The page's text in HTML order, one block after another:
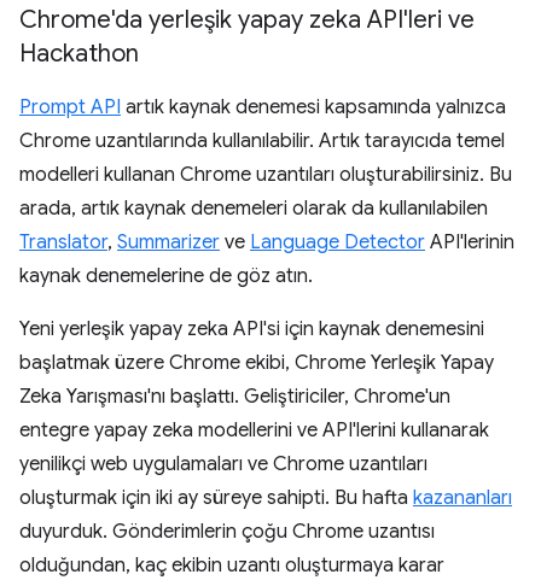
Chrome'da yerleşik yapay zeka API'leri ve
Hackathon
Prompt API artık kaynak denemesi kapsamında yalnızca
Chrome uzantılarında kullanılabilir. Artık tarayıcıda temel
modelleri kullanan Chrome uzantıları oluşturabilirsiniz. Bu
arada, artık kaynak denemeleri olarak da kullanılabilen
Translator, Summarizer ve Language Detector API'lerinin
kaynak denemelerine de göz atın.
Yeni yerleşik yapay zeka API'si için kaynak denemesini
başlatmak üzere Chrome ekibi, Chrome Yerleşik Yapay
Zeka Yarışması'nı başlattı. Geliştiriciler, Chrome'un
entegre yapay zeka modellerini ve API'lerini kullanarak
yenilikçi web uygulamaları ve Chrome uzantıları
oluşturmak için iki ay süreye sahipti. Bu hafta kazananları
duyurduk. Gönderimlerin çoğu Chrome uzantısı
olduğundan, kaç ekibin uzantı oluşturmaya karar